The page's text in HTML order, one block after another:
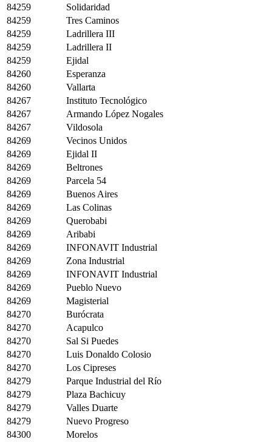
84259
Solidaridad
84259
Tres Caminos
84259
Ladrillera III
84259
Ladrillera II
84259
Ejidal
84260
Esperanza
84260
Vallarta
84267
Instituto Tecnológico
84267
Armando López Nogales
84267
Vildosola
84269
Vecinos Unidos
84269
Ejidal II
84269
Beltrones
84269
Parcela 54
84269
Buenos Aires
84269
Las Colinas
84269
Querobabi
84269
Aribabi
84269
INFONAVIT Industrial
84269
Zona Industrial
84269
INFONAVIT Industrial
84269
Pueblo Nuevo
84269
Magisterial
84270
Burócrata
84270
Acapulco
84270
Sal Si Puedes
84270
Luis Donaldo Colosio
84270
Los Cipreses
84279
Parque Industrial del Río
84279
Plaza Bachicuy
84279
Valles Duarte
84279
Nuevo Progreso
84300
Morelos